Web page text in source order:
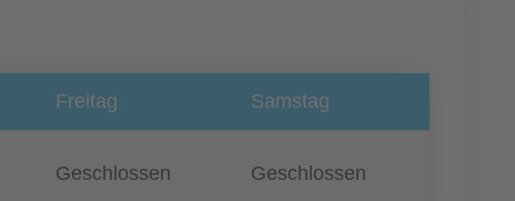
Freitag Samstag
Geschlossen Geschlossen